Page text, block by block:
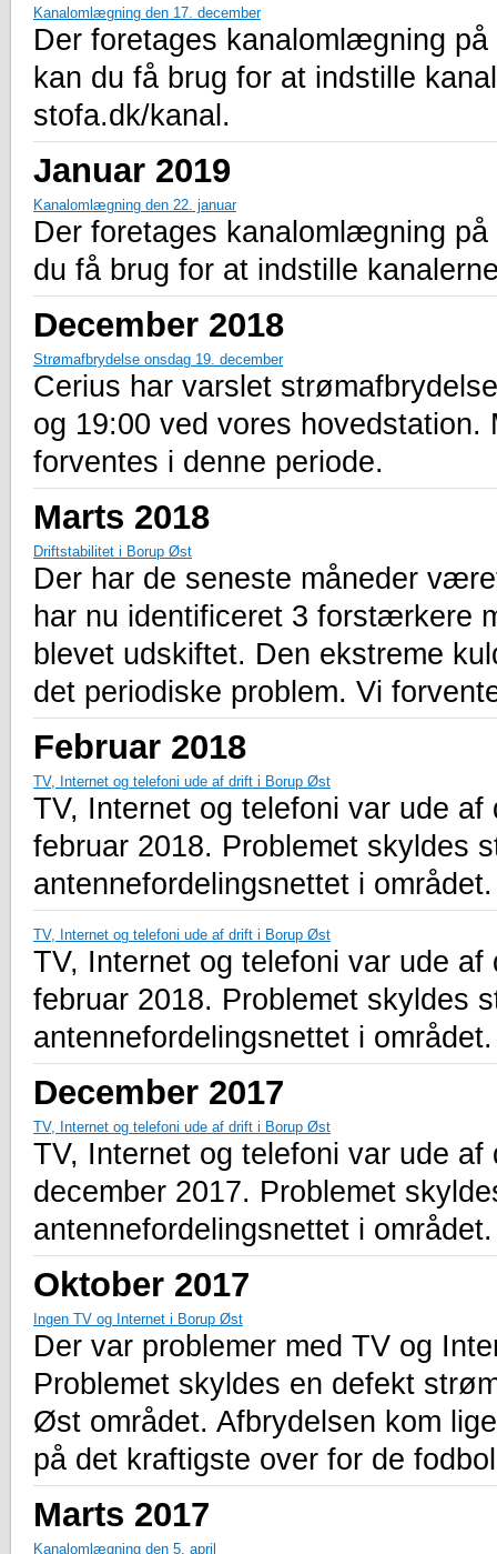
Kanalomlægning den 17. december
Der foretages kanalomlægning
kan du få brug for at indstille
stofa.dk/kanal.
Januar 2019
Kanalomlægning den 22. januar
Der foretages kanalomlægning
du få brug for at indstille
December 2018
Strømafbrydelse onsdag 19. december
Cerius har varslet
og 19:00 ved vores
forventes i denne periode.
Marts 2018
Driftstabilitet i Borup Øst
Der har de seneste måneder
har nu identificeret 3 forstærkere
blevet udskiftet. Den ekstreme
det periodiske problem. Vi
Februar 2018
TV, Internet og telefoni ude af drift i Borup Øst
TV, Internet og telefoni var ude
februar 2018. Problemet skyldes
antennefordelingsnettet i området.
TV, Internet og telefoni ude af drift i Borup Øst
TV, Internet og telefoni var ude
februar 2018. Problemet skyldes
antennefordelingsnettet i området.
December 2017
TV, Internet og telefoni ude af drift i Borup Øst
TV, Internet og telefoni var ude
december 2017. Problemet
antennefordelingsnettet i området.
Oktober 2017
Ingen TV og Internet i Borup Øst
Der var problemer med TV og
Problemet skyldes en defekt
Øst området. Afbrydelsen kom
på det kraftigste over for de
Marts 2017
Kanalomlægning den 5. april